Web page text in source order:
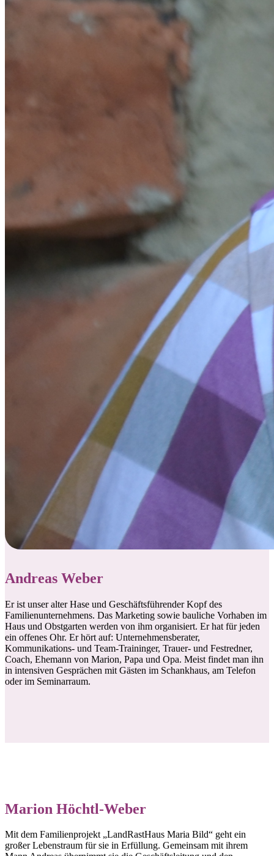
Andreas Weber
Er ist unser alter Hase und Geschäftsführender Kopf des
Familienunternehmens. Das Marketing sowie bauliche Vorhaben im
Haus und Obstgarten werden von ihm organisiert. Er hat für jeden
ein offenes Ohr. Er hört auf: Unternehmensberater,
Kommunikations- und Team-Traininger, Trauer- und Festredner,
Coach, Ehemann von Marion, Papa und Opa. Meist findet man ihn
in intensiven Gesprächen mit Gästen im Schankhaus, am Telefon
oder im Seminarraum.
Marion Höchtl-Weber
Mit dem Familienprojekt „LandRastHaus Maria Bild“ geht ein
großer Lebenstraum für sie in Erfüllung. Gemeinsam mit ihrem